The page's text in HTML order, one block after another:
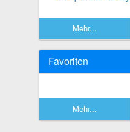
Mehr...
Favoriten
Mehr...